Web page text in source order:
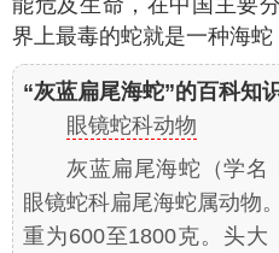
界上最毒的蛇就是一种海蛇
“灰蓝扁尾海蛇”的百科知
眼镜蛇科动物
灰蓝扁尾海蛇（学名
眼镜蛇科扁尾海蛇属动物
重为600至1800克。头大